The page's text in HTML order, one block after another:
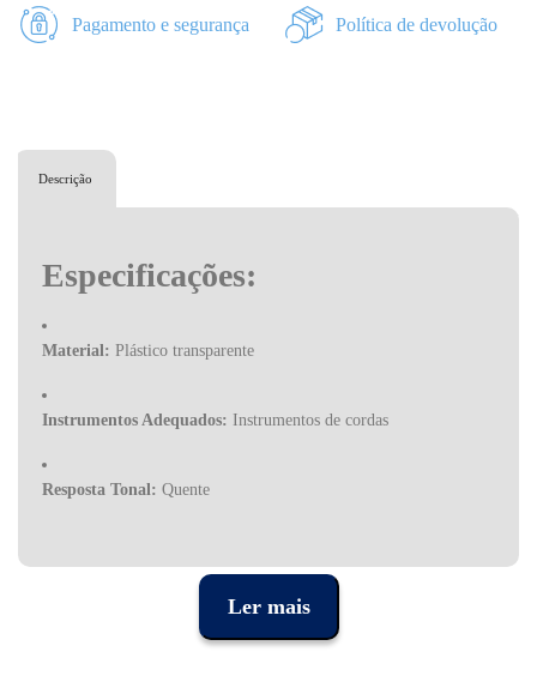
Pagamento e segurança Política de devolução
Descrição
Especificações:
Material: Plástico transparente
Instrumentos Adequados: Instrumentos de cordas
Resposta Tonal: Quente
A Dunlop Manufacturing, Inc. é uma empresa fabricante de
acessórios musicais, principalmente de unidades de efeitos, que
Ler mais